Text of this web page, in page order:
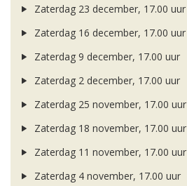
Zaterdag 23 december, 17.00 uur
Zaterdag 16 december, 17.00 uur
Zaterdag 9 december, 17.00 uur
Zaterdag 2 december, 17.00 uur
Zaterdag 25 november, 17.00 uur
Zaterdag 18 november, 17.00 uur
Zaterdag 11 november, 17.00 uur
Zaterdag 4 november, 17.00 uur